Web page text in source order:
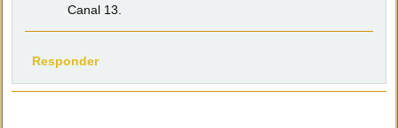
Canal 13.
Responder